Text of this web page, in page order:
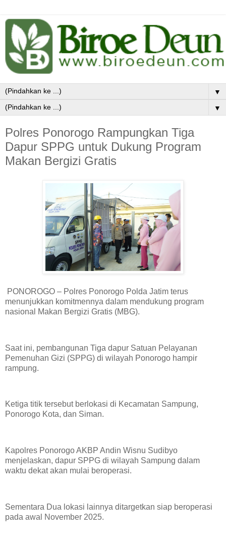
▼
▼
Polres Ponorogo Rampungkan Tiga
Dapur SPPG untuk Dukung Program
Makan Bergizi Gratis
PONOROGO – Polres Ponorogo Polda Jatim terus
menunjukkan komitmennya dalam mendukung program
nasional Makan Bergizi Gratis (MBG).
Saat ini, pembangunan Tiga dapur Satuan Pelayanan
Pemenuhan Gizi (SPPG) di wilayah Ponorogo hampir
rampung.
Ketiga titik tersebut berlokasi di Kecamatan Sampung,
Ponorogo Kota, dan Siman.
Kapolres Ponorogo AKBP Andin Wisnu Sudibyo
menjelaskan, dapur SPPG di wilayah Sampung dalam
waktu dekat akan mulai beroperasi.
Sementara Dua lokasi lainnya ditargetkan siap beroperasi
pada awal November 2025.